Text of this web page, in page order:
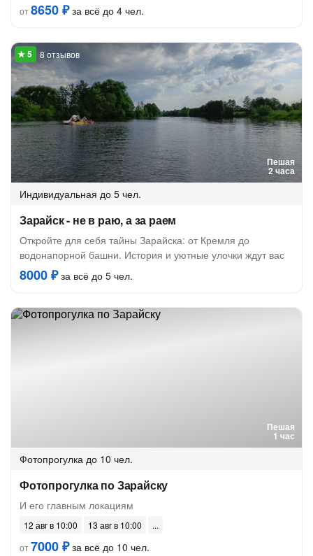
от8650 ₽за всё до 4 чел.
Пешая
2 часа
8 отзывов
Индивидуальная до 5 чел.
Зарайск - не в раю, а за раем
Откройте для себя тайны Зарайска: от Кремля до
водонапорной башни. История и уютные улочки ждут вас
8000 ₽за всё до 5 чел.
Пешая
1 час
Фотопрогулка до 10 чел.
Фотопрогулка по Зарайску
И его главным локациям
12 авг в 10:00
13 авг в 10:00
от7000 ₽за всё до 10 чел.